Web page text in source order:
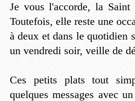
Je vous l'accorde, la
Toutefois, elle reste une
à deux et dans le quotidien
un vendredi soir, veille de
Ces petits plats tout
quelques messages avec